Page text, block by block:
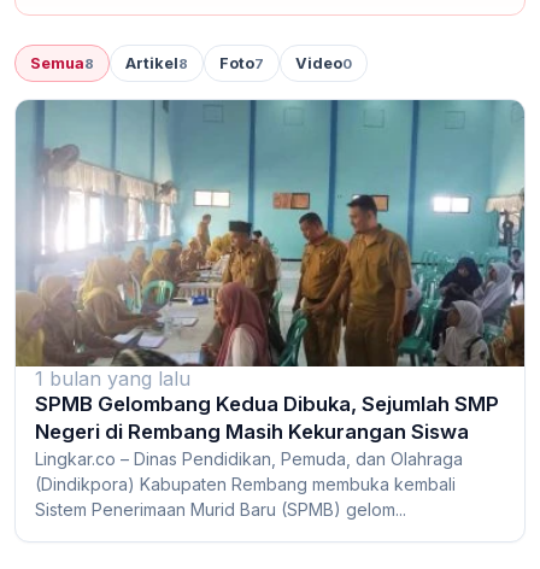
Semua8 Artikel8 Foto7 Video0
1 bulan yang lalu
SPMB Gelombang Kedua Dibuka, Sejumlah SMP
Negeri di Rembang Masih Kekurangan Siswa
Lingkar.co – Dinas Pendidikan, Pemuda, dan Olahraga
(Dindikpora) Kabupaten Rembang membuka kembali
Sistem Penerimaan Murid Baru (SPMB) gelom...